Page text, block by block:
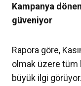
Kampanya
güveniyor
Rapora göre,
olmak üzere tüm
büyük ilgi